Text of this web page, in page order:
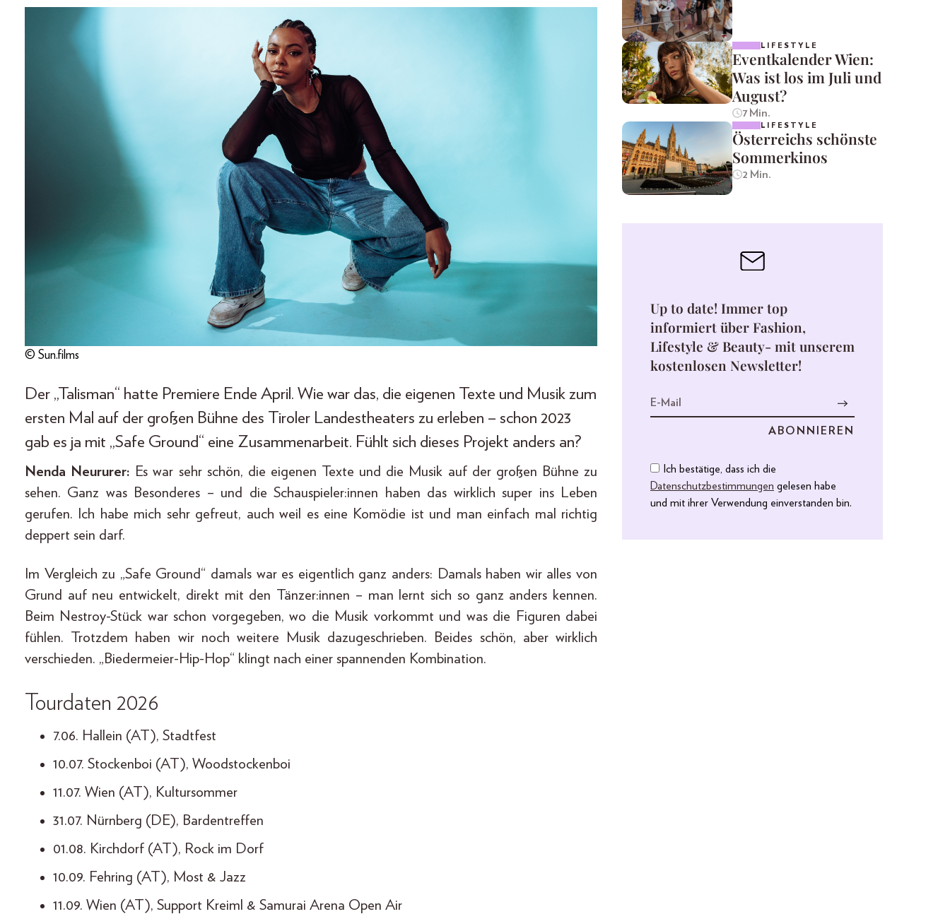
© Sun.films
Der „Talisman“ hatte Premiere Ende April. Wie war das, die eigenen Texte und Musik zum
ersten Mal auf der großen Bühne des Tiroler Landestheaters zu erleben – schon 2023
gab es ja mit „Safe Ground“ eine Zusammenarbeit. Fühlt sich dieses Projekt anders an?
Nenda Neururer: Es war sehr schön, die eigenen Texte und die Musik auf der großen Bühne zu
sehen. Ganz was Besonderes – und die Schauspieler:innen haben das wirklich super ins Leben
gerufen. Ich habe mich sehr gefreut, auch weil es eine Komödie ist und man einfach mal richtig
deppert sein darf.
Im Vergleich zu „Safe Ground“ damals war es eigentlich ganz anders: Damals haben wir alles von
Grund auf neu entwickelt, direkt mit den Tänzer:innen – man lernt sich so ganz anders kennen.
Beim Nestroy-Stück war schon vorgegeben, wo die Musik vorkommt und was die Figuren dabei
fühlen. Trotzdem haben wir noch weitere Musik dazugeschrieben. Beides schön, aber wirklich
verschieden. „Biedermeier-Hip-Hop“ klingt nach einer spannenden Kombination.
Tourdaten 2026
7.06. Hallein (AT), Stadtfest
10.07. Stockenboi (AT), Woodstockenboi
11.07. Wien (AT), Kultursommer
31.07. Nürnberg (DE), Bardentreffen
01.08. Kirchdorf (AT), Rock im Dorf
10.09. Fehring (AT), Most & Jazz
11.09. Wien (AT), Support Kreiml & Samurai Arena Open Air
LIFESTYLE
Eventkalender Wien:
Was ist los im Juli und
August?
7 Min.
LIFESTYLE
Österreichs schönste
Sommerkinos
2 Min.
Up to date! Immer top
informiert über Fashion,
Lifestyle & Beauty- mit unserem
kostenlosen Newsletter!
Ich bestätige, dass ich die
Datenschutzbestimmungen gelesen habe
und mit ihrer Verwendung einverstanden bin.